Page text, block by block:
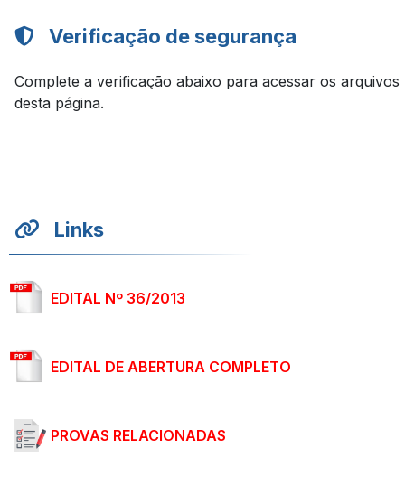
Verificação de segurança
Complete a verificação abaixo para acessar os arquivos
desta página.
Links
EDITAL Nº 36/2013
EDITAL DE ABERTURA COMPLETO
PROVAS RELACIONADAS